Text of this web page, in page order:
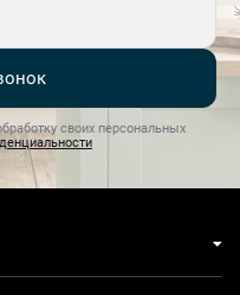
своих персональных